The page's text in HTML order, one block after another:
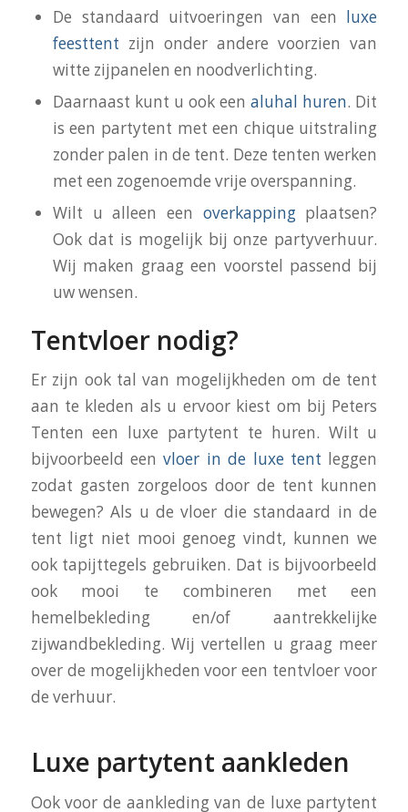
De standaard uitvoeringen van een luxe
feesttent zijn onder andere voorzien van
witte zijpanelen en noodverlichting.
Daarnaast kunt u ook eenaluhal huren. Dit
is een partytent met een chique uitstraling
zonder palen in de tent. Deze tenten werken
met een zogenoemde vrije overspanning.
Wilt u alleen een overkappingplaatsen?
Ook dat is mogelijk bij onze partyverhuur.
Wij maken graag een voorstel passend bij
uw wensen.
Tentvloer nodig?
Er zijn ook tal van mogelijkheden om de tent
aan te kleden als u ervoor kiest om bij Peters
Tenten een luxe partytent te huren. Wilt u
bijvoorbeeld eenvloer in de luxe tent leggen
zodat gasten zorgeloos door de tent kunnen
bewegen? Als u de vloer die standaard in de
tent ligt niet mooi genoeg vindt, kunnen we
ook tapijttegels gebruiken. Dat is bijvoorbeeld
ook mooi te combineren met een
hemelbekleding en/of aantrekkelijke
zijwandbekleding. Wij vertellen u graag meer
over de mogelijkheden voor een tentvloer voor
de verhuur.
Luxe partytent aankleden
Ook voor de aankleding van de luxe partytent